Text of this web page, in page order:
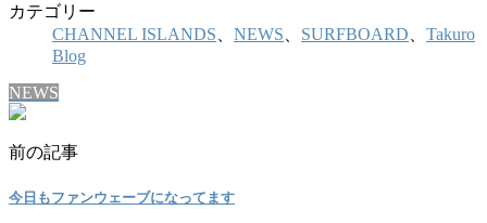
カテゴリー
CHANNEL ISLANDS
NEWS SURFBOARD
Takuro
Blog
NEWS
前の記事
今日もファンウェーブになってます